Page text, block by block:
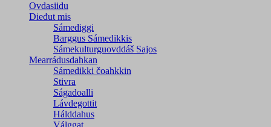
Ovdasiidu
Dieđut mis
Sámediggi
Barggus Sámedikkis
Sámekulturguovddáš Sajos
Mearrádusdahkan
Sámedikki čoahkkin
Stivra
Ságadoalli
Lávdegottit
Hálddahus
Válggat